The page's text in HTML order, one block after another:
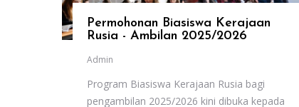
Permohonan Biasiswa Kerajaan
Rusia - Ambilan 2025/2026
Admin
Program Biasiswa Kerajaan Rusia bagi
pengambilan 2025/2026 kini dibuka kepada